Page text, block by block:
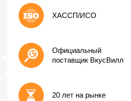
ХАССП/ИСО
Официальный
поставщик ВкусВилл
20 лет на рынке